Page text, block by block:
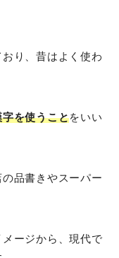
り、昔はよく使わ
を使うことをいい
品書きやスーパー
メージから、現代で